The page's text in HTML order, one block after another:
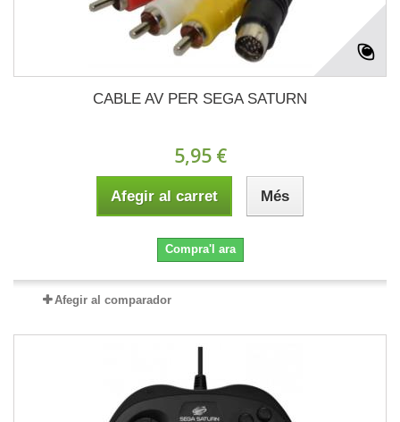
CABLE AV PER SEGA SATURN
5,95 €
Afegir al carret Més
Compra'l ara
Afegir al comparador